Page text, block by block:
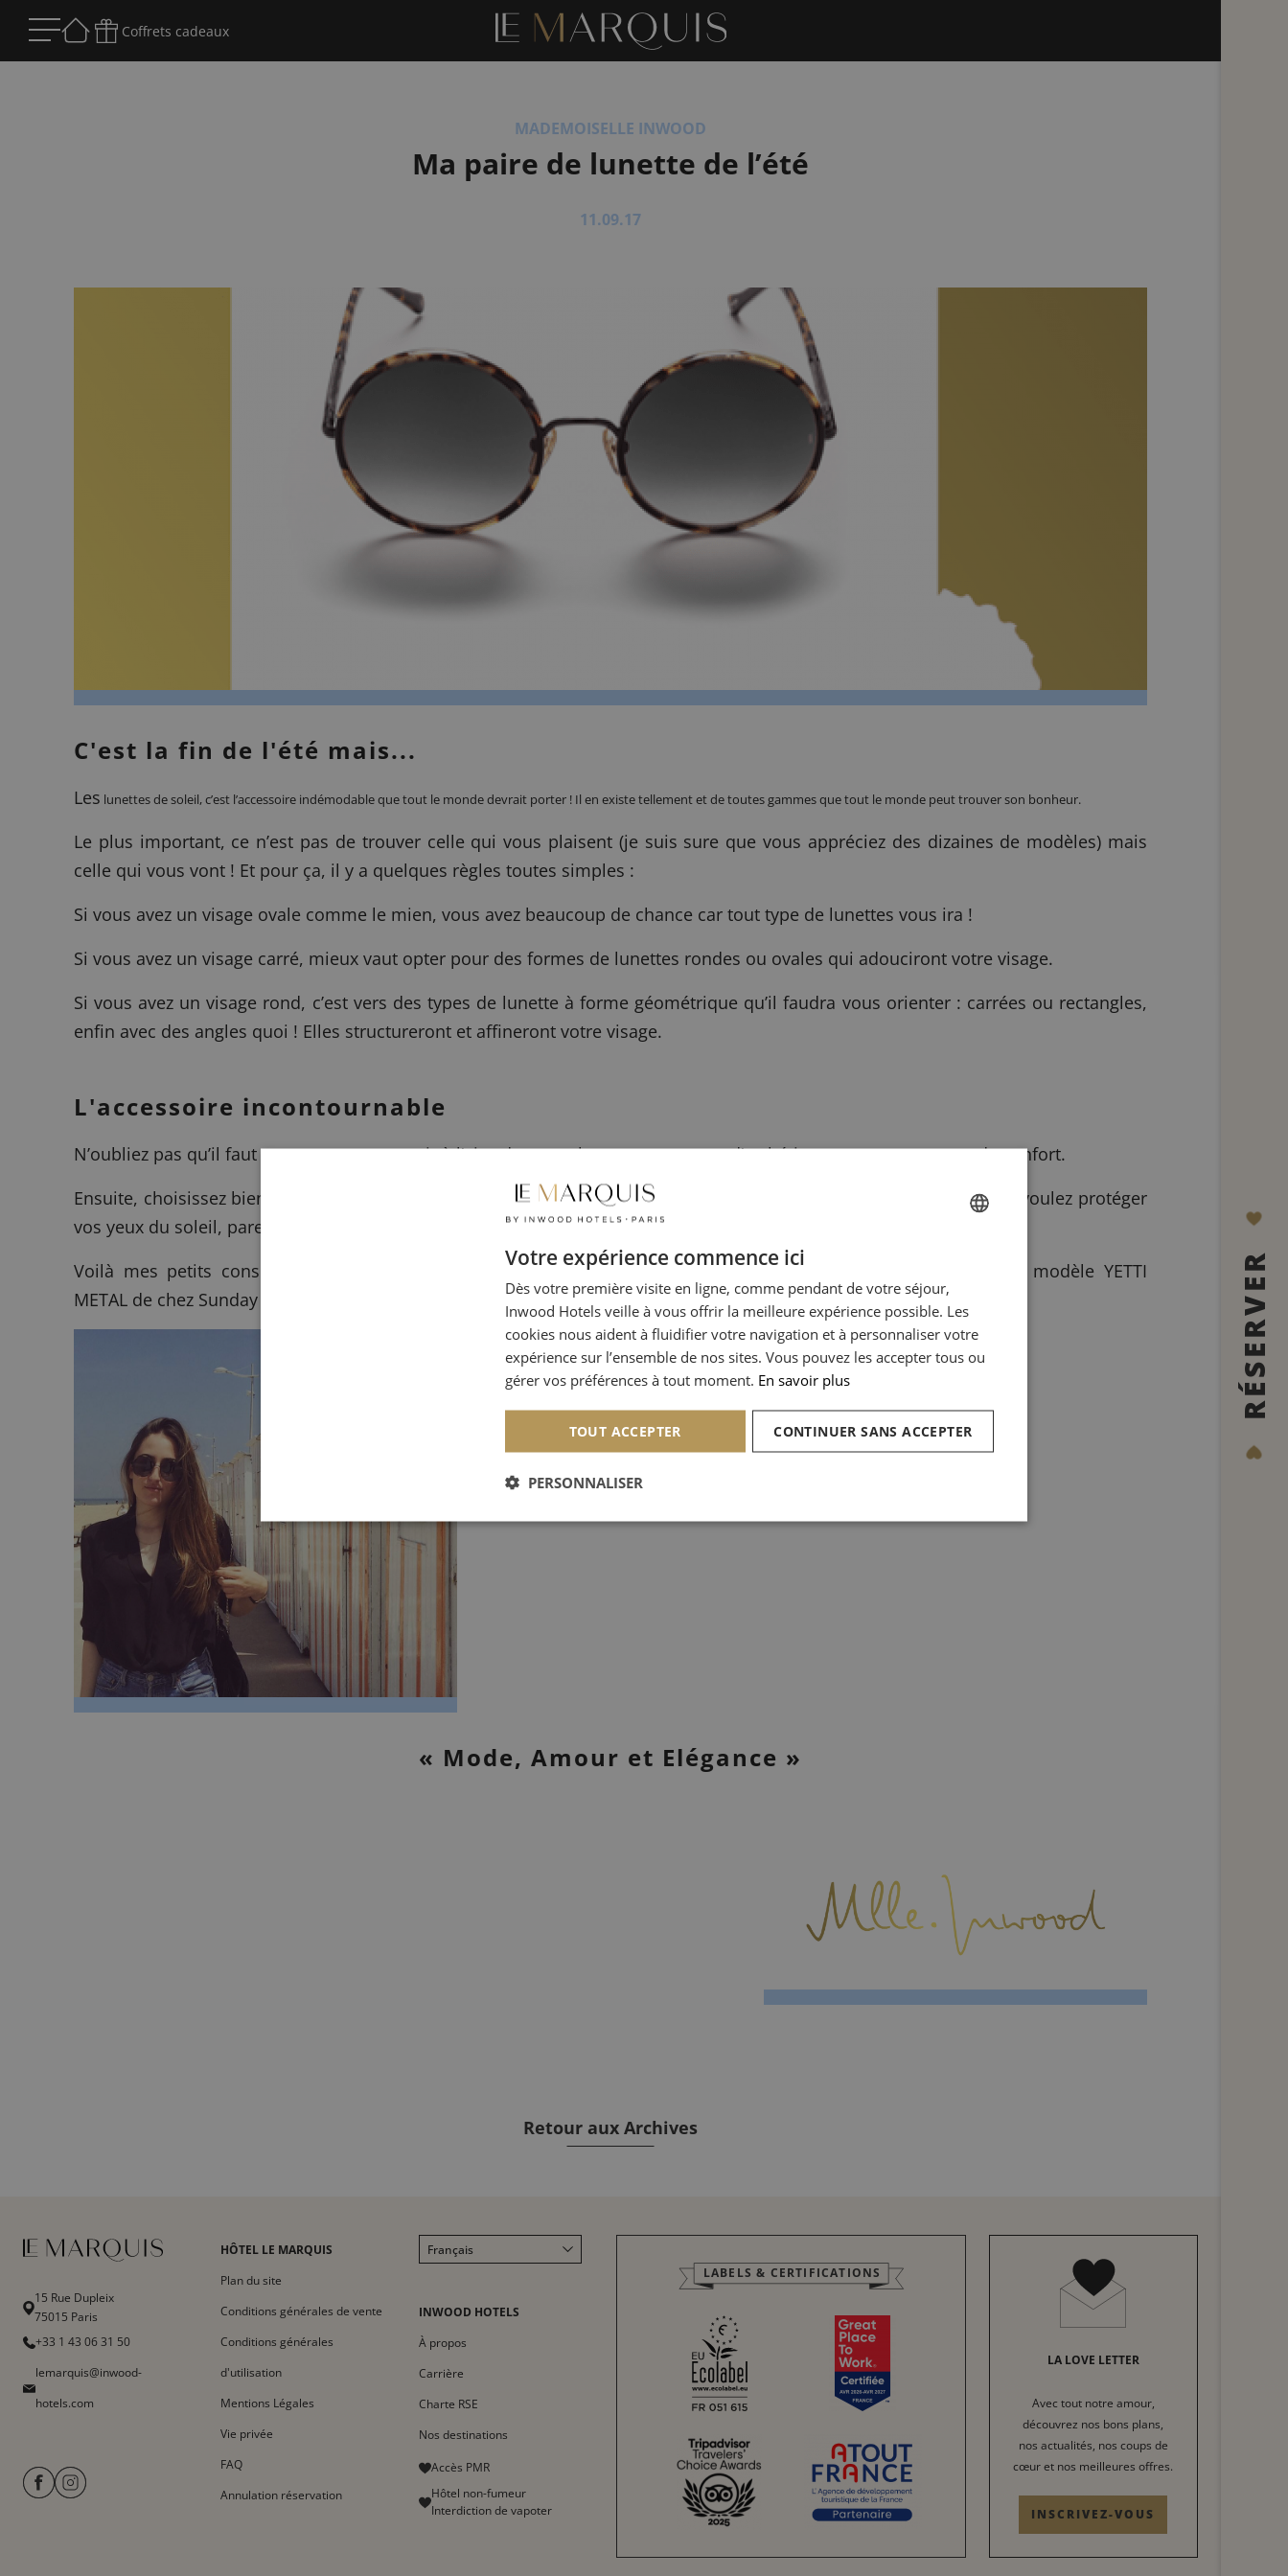
RÉSERVER
Coffrets cadeaux
MADEMOISELLE INWOOD
Ma paire de lunette de l’été
11.09.17
C'est la fin de l'été mais...
Les lunettes de soleil, c’est l’accessoire indémodable que tout le monde devrait porter ! Il en existe tellement et de toutes gammes que tout le monde peut trouver son bonheur.
Le plus important, ce n’est pas de trouver celle qui vous plaisent (je suis sure que vous appréciez des dizaines de modèles) mais
celle qui vous vont ! Et pour ça, il y a quelques règles toutes simples :
Si vous avez un visage ovale comme le mien, vous avez beaucoup de chance car tout type de lunettes vous ira !
Si vous avez un visage carré, mieux vaut opter pour des formes de lunettes rondes ou ovales qui adouciront votre visage.
Si vous avez un visage rond, c’est vers des types de lunette à forme géométrique qu’il faudra vous orienter : carrées ou rectangles,
enfin avec des angles quoi ! Elles structureront et affineront votre visage.
L'accessoire incontournable
N’oubliez pas qu’il faut avant tout vous sentir à l’aise dans vos lunettes, en terme d’esthétique comme en terme de confort.
Ensuite, choisissez bien la catégorie de verres ! Plus vos yeux sont clairs, plus la catégorie devra être élevée si vous voulez protéger
vos yeux du soleil, pareil pour les yeux plus foncés, qui restent quand même un peu moins sensibles en général… !
Voilà mes petits conseils pour vos lunettes. Personnellement, les dernières pour lesquelles j’ai craqué sont le modèle YETTI
METAL de chez Sunday Somewhere.
« Mode, Amour et Elégance »
Retour aux Archives
15 Rue Dupleix
75015 Paris
+33 1 43 06 31 50
lemarquis@inwood-
hotels.com
HÔTEL LE MARQUIS
Plan du site
Conditions générales de vente
Conditions générales
d'utilisation
Mentions Légales
Vie privée
FAQ
Annulation réservation
Français
Italiano
INWOOD HOTELS
À propos
Carrière
Charte RSE
Nos destinations
Accès PMR
Hôtel non-fumeur
Interdiction de vapoter
LABELS & CERTIFICATIONS
LA LOVE LETTER
Avec tout notre amour,
découvrez nos bons plans,
nos actualités, nos coups de
cœur et nos meilleures offres.
INSCRIVEZ-VOUS
ENGLISH
ITALIAN
CHINESE (SIMPLIFIED)
Votre expérience commence ici
Dès votre première visite en ligne, comme pendant de votre séjour,
Inwood Hotels veille à vous offrir la meilleure expérience possible. Les
cookies nous aident à fluidifier votre navigation et à personnaliser votre
expérience sur l’ensemble de nos sites. Vous pouvez les accepter tous ou
gérer vos préférences à tout moment. En savoir plus
TOUT ACCEPTER CONTINUER SANS ACCEPTER
PERSONNALISER